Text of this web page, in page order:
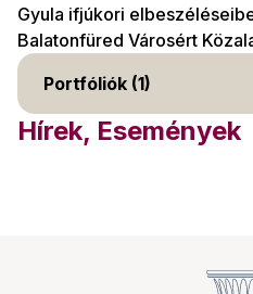
Gyula ifjúkori
Balatonfüred Városért
Portfóliók (1)
Hírek, Események